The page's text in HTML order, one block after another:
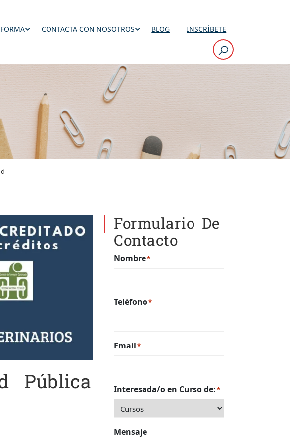
CONTACTA CON NOSOTROS BLOG INSCRÍBETE
Pública
Formulario De
Contacto
Nombre*
Teléfono*
Email*
Interesada/o en Curso de:*
Mensaje